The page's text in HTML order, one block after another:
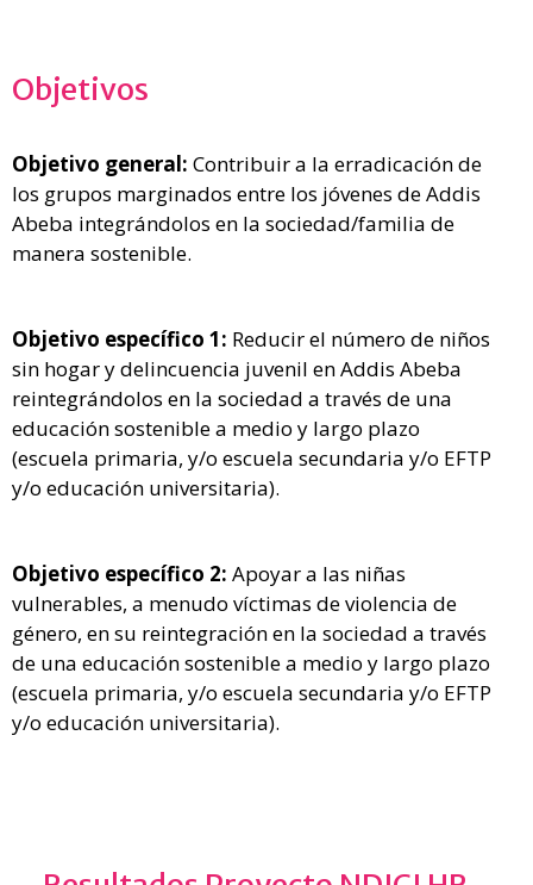
Objetivos
Objetivo general: Contribuir a la erradicación de
los grupos marginados entre los jóvenes de Addis
Abeba integrándolos en la sociedad/familia de
manera sostenible.
Objetivo específico 1: Reducir el número de niños
sin hogar y delincuencia juvenil en Addis Abeba
reintegrándolos en la sociedad a través de una
educación sostenible a medio y largo plazo
(escuela primaria, y/o escuela secundaria y/o EFTP
y/o educación universitaria).
Objetivo específico 2: Apoyar a las niñas
vulnerables, a menudo víctimas de violencia de
género, en su reintegración en la sociedad a través
de una educación sostenible a medio y largo plazo
(escuela primaria, y/o escuela secundaria y/o EFTP
y/o educación universitaria).